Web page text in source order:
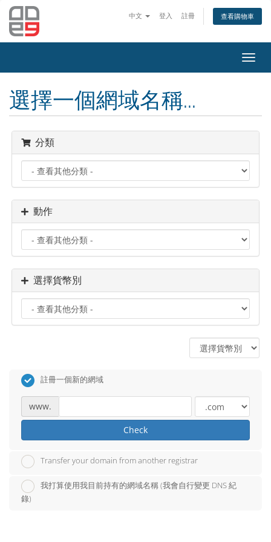
中文 登入 註冊 查看購物車
選擇一個網域名稱...
分類
動作
選擇貨幣別
註冊一個新的網域
www.
Check
Transfer your domain from another registrar
我打算使用我目前持有的網域名稱 (我會自行變更 DNS 紀
錄)